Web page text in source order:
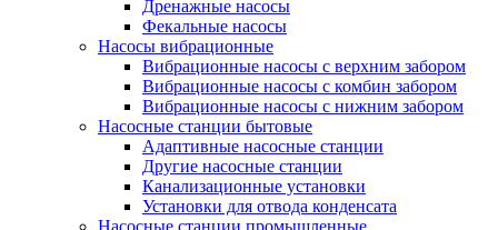
Дренажные насосы
Фекальные насосы
Насосы вибрационные
Вибрационные насосы с верхним забором
Вибрационные насосы с комбин забором
Вибрационные насосы с нижним забором
Насосные станции бытовые
Адаптивные насосные станции
Другие насосные станции
Канализационные установки
Установки для отвода конденсата
Насосные станции промышленные